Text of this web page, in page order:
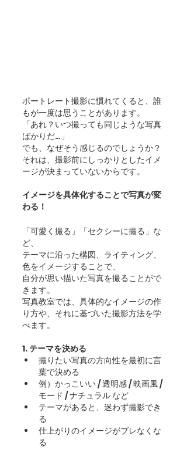
ポートレート撮影に慣れてくると、誰
もが一度は思うことがあります。
「あれ？いつ撮っても同じような写真
ばかりだ…」
でも、なぜそう感じるのでしょうか？
それは、撮影前にしっかりとしたイメ
ージが決まっていないからです。
イメージを具体化することで写真が変
わる！
「可愛く撮る」「セクシーに撮る」な
ど、
テーマに沿った構図、ライティング、
色をイメージすることで、
自分が思い描いた写真を撮ることがで
きます。
写真教室では、具体的なイメージの作
り方や、それに基づいた撮影方法を学
べます。
1. テーマを決める
撮りたい写真の方向性を最初に言
葉で決める
例）かっこいい / 透明感 / 映画風 /
モード / ナチュラル など
テーマがあると、迷わず撮影でき
る
仕上がりのイメージがブレなくな
る